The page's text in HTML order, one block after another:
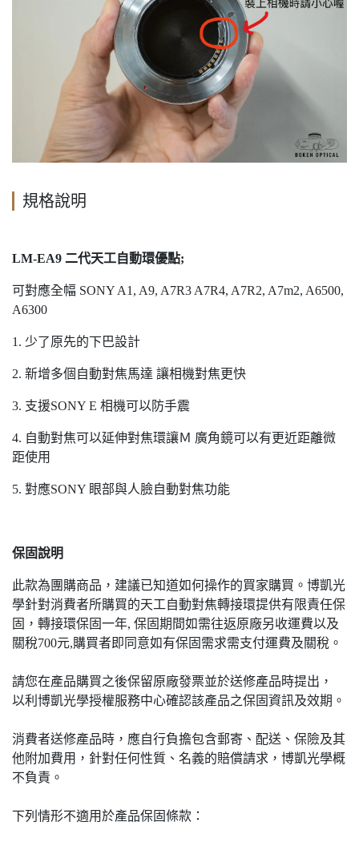
規格說明
LM-EA9 二代天工自動環優點;
可對應全幅 SONY A1, A9, A7R3 A7R4, A7R2, A7m2, A6500,
A6300
1. 少了原先的下巴設計
2. 新增多個自動對焦馬達 讓相機對焦更快
3. 支援SONY E 相機可以防手震
4. 自動對焦可以延伸對焦環讓Ｍ 廣角鏡可以有更近距離微
距使用
5. 對應SONY 眼部與人臉自動對焦功能
保固說明
此款為團購商品，建議已知道如何操作的買家購買。博凱光
學針對消費者所購買的天工自動對焦轉接環提供有限責任保
固，轉接環保固一年, 保固期間如需往返原廠另收運費以及
關稅700元,購買者即同意如有保固需求需支付運費及關稅。
請您在產品購買之後保留原廠發票並於送修產品時提出，
以利博凱光學授權服務中心確認該產品之保固資訊及效期。
消費者送修產品時，應自行負擔包含郵寄、配送、保險及其
他附加費用，針對任何性質、名義的賠償請求，博凱光學概
不負責。
下列情形不適用於產品保固條款：